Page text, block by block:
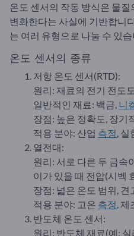
온도 센서의 작동 방식은 물
변화한다는 사실에 기반합니
는 여러 유형으로 나눌 수 있
온도 센서의 종류
저항 온도 센서(RTD):
원리: 재료의 전기 전도
일반적인 재료: 백금, 니
장점: 높은 정확도, 장기
적용 분야: 산업 측정 ,
열전대:
원리: 서로 다른 두 금속
이가 있을 때 전압(시벡
장점: 넓은 온도 범위, 견
적용 분야: 고온 측정 ,
반도체 온도 센서:
원리: 반도체 재료(예: